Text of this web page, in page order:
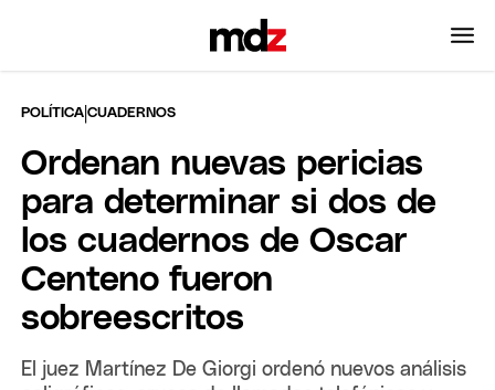
POLÍTICA |CUADERNOS
Ordenan nuevas pericias
para determinar si dos de
los cuadernos de Oscar
Centeno fueron
sobreescritos
El juez Martínez De Giorgi ordenó nuevos análisis